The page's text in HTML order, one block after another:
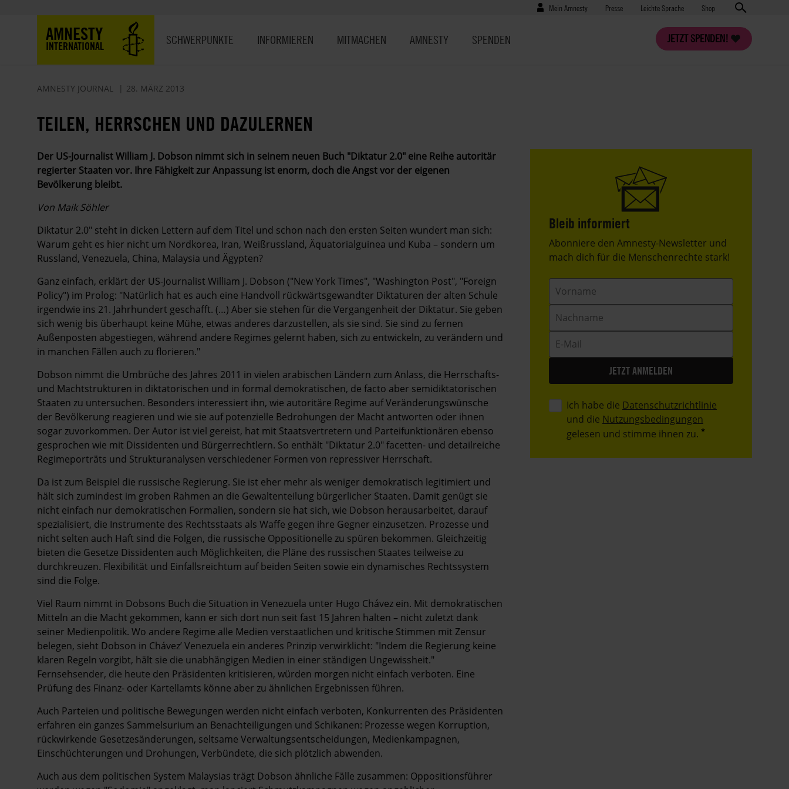
Benutzermenü
Mein Amnesty Presse
Presse Leichte Sprache Shop
AMNESTY
INTERNATIONAL
JETZT SPENDEN!
SCHWERPUNKTE INFORMIEREN MITMACHEN AMNESTY SPENDEN
AMNESTY JOURNAL 28. MÄRZ 2013
TEILEN, HERRSCHEN UND DAZULERNEN
Der US-Journalist William J. Dobson nimmt sich in seinem neuen Buch "Diktatur 2.0" eine Reihe ­autoritär
regierter Staaten vor. Ihre Fähigkeit zur ­Anpassung ist enorm, doch die Angst vor der eigenen
Bevölkerung bleibt.
Von Maik Söhler
Diktatur 2.0" steht in dicken Lettern auf dem Titel und schon nach den ersten Seiten wundert man sich:
Warum geht es hier nicht um Nordkorea, Iran, Weißrussland, Äquatorialguinea und Kuba – sondern um
Russland, Venezuela, China, Malaysia und Ägypten?
Ganz einfach, erklärt der US-Journalist William J. Dobson ("New York Times", "Washington Post", "Foreign
Policy") im Prolog: "Natürlich hat es auch eine Handvoll rückwärtsgewandter Diktaturen der alten Schule
irgendwie ins 21. Jahrhundert geschafft. (…) Aber sie stehen für die Vergangenheit der Diktatur. Sie geben
sich wenig bis überhaupt keine Mühe, etwas anderes darzustellen, als sie sind. Sie sind zu fernen
Außenposten abgestiegen, während andere Regimes gelernt haben, sich zu entwickeln, zu verändern und
in manchen Fällen auch zu florieren."
Dobson nimmt die Umbrüche des Jahres 2011 in vielen arabischen Ländern zum Anlass, die Herrschafts-
und Machtstrukturen in diktatorischen und in formal demokratischen, de facto aber semidiktatorischen
Staaten zu untersuchen. Besonders interessiert ihn, wie autoritäre Regime auf Veränderungswünsche
der Bevölkerung reagieren und wie sie auf potenzielle Bedrohungen der Macht antworten oder ihnen
sogar zuvorkommen. Der Autor ist viel gereist, hat mit Staatsvertretern und Parteifunktionären ebenso
gesprochen wie mit Dissidenten und Bürgerrechtlern. So enthält "Diktatur 2.0" facetten- und detailreiche
Regimeporträts und Strukturanalysen verschiedener Formen von repressiver Herrschaft.
Da ist zum Beispiel die russische Regierung. Sie ist eher mehr als weniger demokratisch legitimiert und
hält sich zumindest im groben Rahmen an die Gewaltenteilung bürgerlicher Staaten. Damit genügt sie
nicht einfach nur demokratischen Formalien, sondern sie hat sich, wie Dobson herausarbeitet, darauf
spezialisiert, die Instrumente des Rechtsstaats als Waffe gegen ihre Gegner einzusetzen. Prozesse und
nicht selten auch Haft sind die Folgen, die russische Oppositionelle zu spüren bekommen. Gleichzeitig
bieten die Gesetze Dissidenten auch Möglichkeiten, die Pläne des russischen Staates teilweise zu
durchkreuzen. Flexibilität und Einfallsreichtum auf beiden Seiten ­sowie ein dynamisches Rechtssystem
sind die Folge.
Viel Raum nimmt in Dobsons Buch die Situation in Venezuela unter Hugo Chávez ein. Mit demokratischen
Mitteln an die Macht gekommen, kann er sich dort nun seit fast 15 Jahren halten – nicht zuletzt dank
seiner Medienpolitik. Wo andere Regime alle Medien verstaatlichen und kritische Stimmen mit Zensur
belegen, sieht Dobson in Chávez’ Venezuela ein anderes Prinzip verwirklicht: "Indem die Regierung keine
klaren Regeln vorgibt, hält sie die unabhängigen Medien in einer ständigen Ungewissheit."
Fernsehsender, die heute den Präsidenten kritisieren, würden morgen nicht einfach verboten. Eine
Prüfung des Finanz- oder Kartellamts könne aber zu ähnlichen Ergebnissen führen.
Auch Parteien und politische Bewegungen werden nicht einfach verboten, Konkurrenten des Präsidenten
erfahren ein ganzes Sammelsurium an Benachteiligungen und Schikanen: Prozesse wegen Korruption,
rückwirkende Gesetzesänderungen, seltsame Verwaltungsentscheidungen, Medienkampagnen,
Einschüchterungen und Drohungen, Verbündete, die sich plötzlich abwenden.
Auch aus dem politischen System Malaysias trägt Dobson ähnliche Fälle zusammen: Oppositionsführer
Bleib informiert
Header
Text
Abonniere den Amnesty-Newsletter und
mach dich für die Menschenrechte stark!
Vorname
Nachname
E-
Mail
Ich habe die Datenschutzrichtlinie
und die Nutzungsbedingungen
gelesen und stimme ihnen zu.